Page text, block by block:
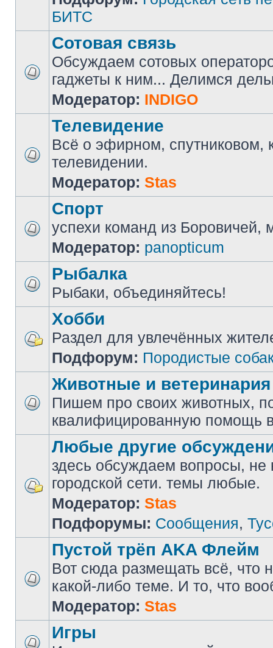
БИТС
Сотовая связь
Обсуждаем сотовых
гаджеты к ним... Делимся
Модератор: INDIGO
Телевидение
Всё о эфирном, спутниковом,
телевидении.
Модератор: Stas
Спорт
успехи команд из Боровичей,
Модератор: panopticum
Рыбалка
Рыбаки, объединяйтесь!
Хобби
Раздел для увлечённых
Подфорум: Породистые
Животные и ветеринария
Пишем про своих животных,
квалифицированную помощь
Любые другие
здесь обсуждаем вопросы,
городской сети. темы любые.
Модератор: Stas
Подфорумы: Сообщения,
Пустой трёп AKA Флейм
Вот сюда размещать всё, что
какой-либо теме. И то, что
Модератор: Stas
Игры